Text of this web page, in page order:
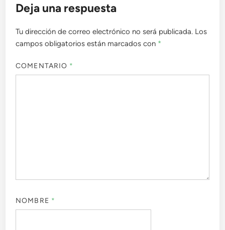
Deja una respuesta
Tu dirección de correo electrónico no será publicada. Los
campos obligatorios están marcados con *
COMENTARIO *
NOMBRE *